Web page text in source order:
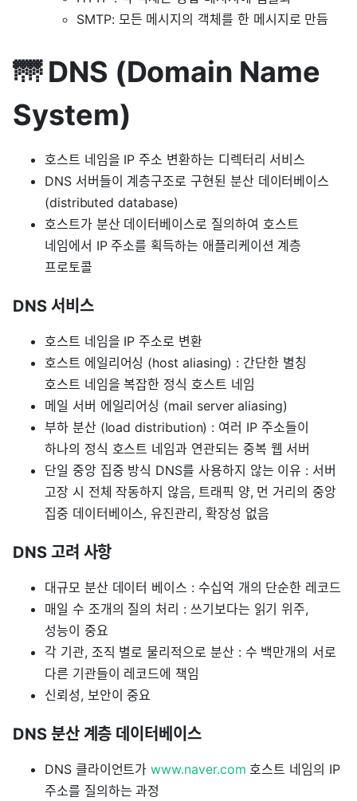
SMTP: 모든 메시지의 객체를 한 메시지로 만듬
🌁 DNS (Domain Name
System)
호스트 네임을 IP 주소 변환하는 디렉터리 서비스
DNS 서버들이 계층구조로 구현된 분산 데이터베이스
(distributed database)
호스트가 분산 데이터베이스로 질의하여 호스트
네임에서 IP 주소를 획득하는 애플리케이션 계층
프로토콜
DNS 서비스
호스트 네임을 IP 주소로 변환
호스트 에일리어싱 (host aliasing) : 간단한 별칭
호스트 네임을 복잡한 정식 호스트 네임
메일 서버 에일리어싱 (mail server aliasing)
부하 분산 (load distribution) : 여러 IP 주소들이
하나의 정식 호스트 네임과 연관되는 중복 웹 서버
단일 중앙 집중 방식 DNS를 사용하지 않는 이유 : 서버
고장 시 전체 작동하지 않음, 트래픽 양, 먼 거리의 중앙
집중 데이터베이스, 유진관리, 확장성 없음
DNS 고려 사항
대규모 분산 데이터 베이스 : 수십억 개의 단순한 레코드
매일 수 조개의 질의 처리 : 쓰기보다는 읽기 위주,
성능이 중요
각 기관, 조직 별로 물리적으로 분산 : 수 백만개의 서로
다른 기관들이 레코드에 책임
신뢰성, 보안이 중요
DNS 분산 계층 데이터베이스
DNS 클라이언트가www.naver.com 호스트 네임의 IP
주소를 질의하는 과정